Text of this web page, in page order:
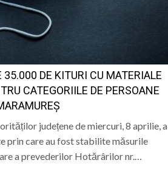
35.000 DE KITURI CU MATERIALE
CATEGORIILE DE PERSOANE
județene de miercuri, 8 aprilie, a
prin care au fost stabilite măsurile
a prevederilor Hotărârilor nr.…